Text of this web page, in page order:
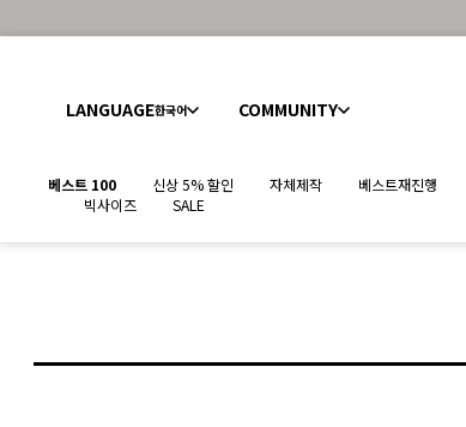
LANGUAGE한국어 COMMUNITY
베스트 100 신상 5% 할인 자체제작 베스트재진행
빅사이즈
SALE